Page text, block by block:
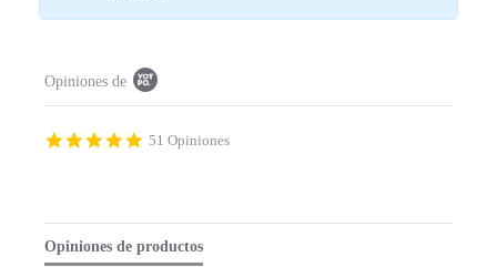
Opiniones de
4.9 star rating
51 Opiniones
Opiniones de productos